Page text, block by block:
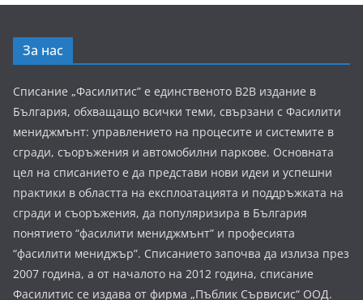
За нас
Списание „Фасилитис” е единственото B2B издание в
България, обхващащо всички теми, свързани с Фасилити
мениджмънт: управлението на процесите и системите в
сгради, съоръжения и автомобилни паркове. Основната
цел на списанието е да представи нови идеи и успешни
практики в областта на експлоатацията и поддръжката на
сгради и съоръжения, да популяризира в България
понятието “фасилити мениджмънт” и професията
“фасилити мениджър”. Списанието започва да излиза през
2007 година, а от началото на 2012 година, списание
Фасилитис се издава от фирма „Пъблик Сървисис“ ООД.